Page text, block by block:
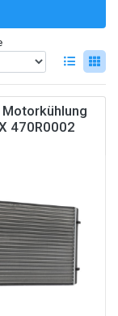
Motorkühlung
470R0002